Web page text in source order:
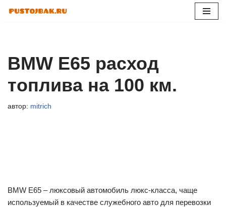
BMW Е65 расход
топлива на 100 км.
автор: mitrich
BMW E65 – люксовый автомобиль люкс-класса, чаще
используемый в качестве служебного авто для перевозки